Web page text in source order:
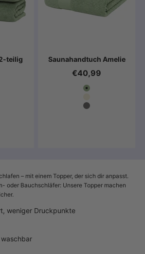
teilig
Blau
Saunahandtuch Amelie
€40,99
Farbe
Salbeigrün
Beige
Dunkelgrau
– mit einem Topper, der sich dir anpasst.
oder Bauchschläfer: Unsere Topper machen
weniger Druckpunkte